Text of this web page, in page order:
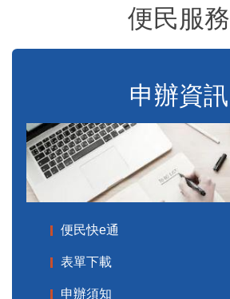
便民服務
申辦資訊
便民快e通
表單下載
申辦須知